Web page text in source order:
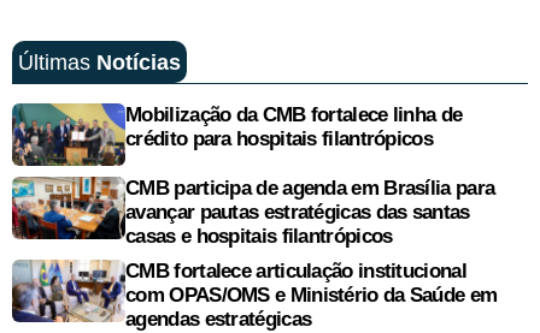
Últimas Notícias
Mobilização da CMB fortalece linha de
crédito para hospitais filantrópicos
CMB participa de agenda em Brasília para
avançar pautas estratégicas das santas
casas e hospitais filantrópicos
CMB fortalece articulação institucional
com OPAS/OMS e Ministério da Saúde em
agendas estratégicas